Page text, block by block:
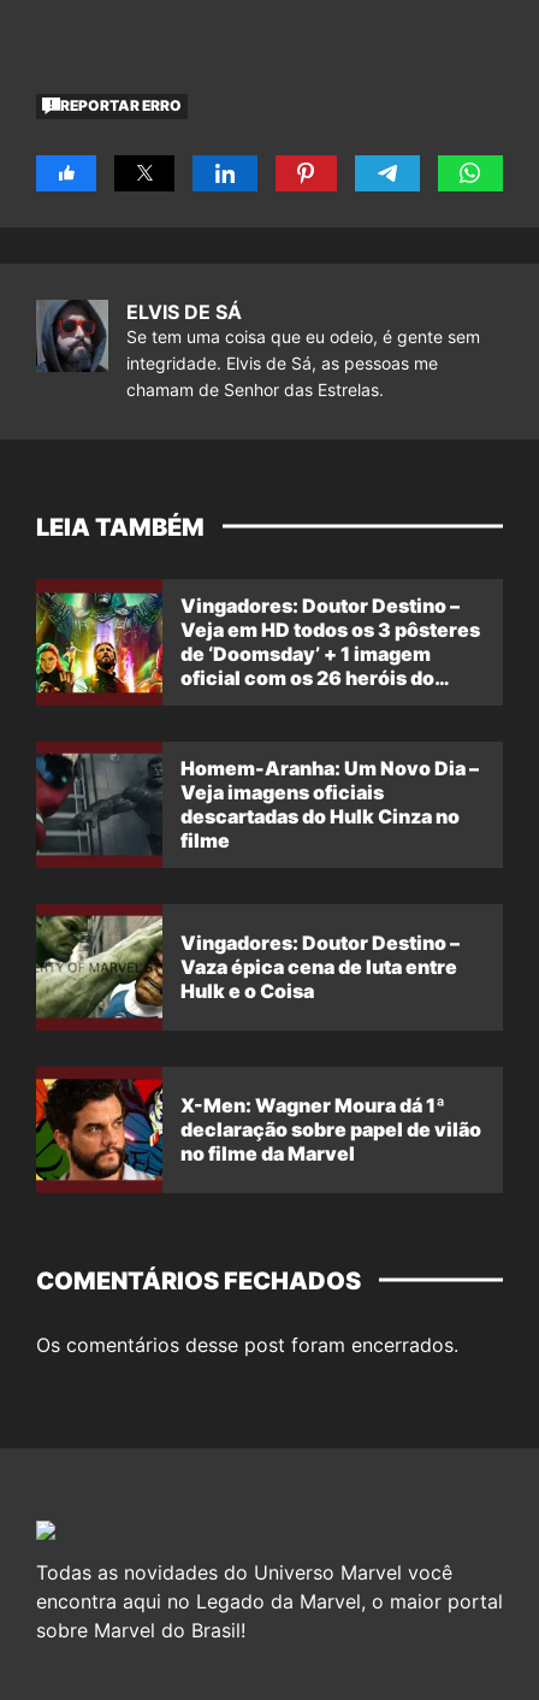
REPORTAR ERRO
ELVIS DE SÁ
Se tem uma coisa que eu odeio, é gente sem
integridade. Elvis de Sá, as pessoas me
chamam de Senhor das Estrelas.
LEIA TAMBÉM
Vingadores: Doutor Destino –
Veja em HD todos os 3 pôsteres
de ‘Doomsday’ + 1 imagem
oficial com os 26 heróis do
Homem-Aranha: Um Novo Dia –
Veja imagens oficiais
descartadas do Hulk Cinza no
filme
Vingadores: Doutor Destino –
Vaza épica cena de luta entre
Hulk e o Coisa
X-Men: Wagner Moura dá 1ª
declaração sobre papel de vilão
no filme da Marvel
COMENTÁRIOS FECHADOS
Os comentários desse post foram encerrados.
Todas as novidades do Universo Marvel você
encontra aqui no Legado da Marvel, o maior portal
sobre Marvel do Brasil!